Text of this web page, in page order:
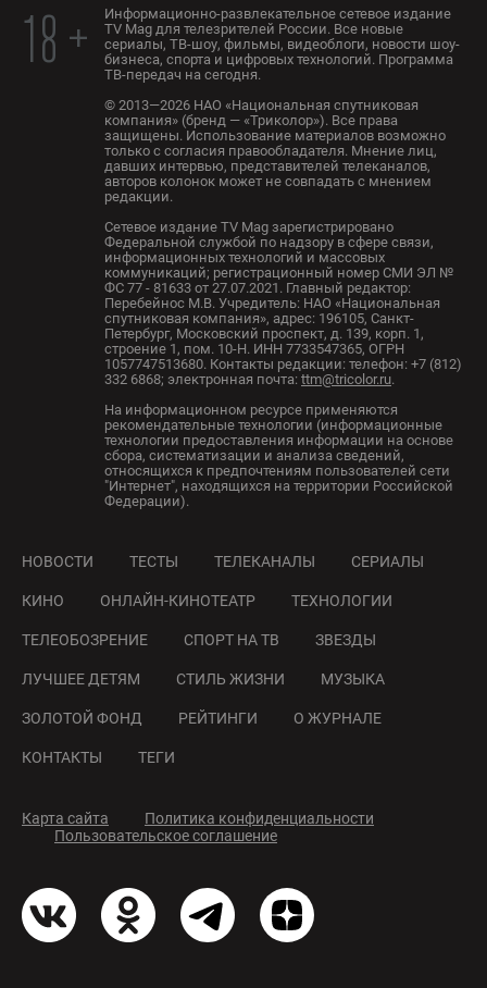
18 +
Информационно-развлекательное сетевое издание
TV Mag для телезрителей России. Все новые
сериалы, ТВ-шоу, фильмы, видеоблоги, новости шоу-
бизнеса, спорта и цифровых технологий. Программа
ТВ-передач на сегодня.
© 2013—2026 НАО «Национальная спутниковая
компания» (бренд — «Триколор»). Все права
защищены. Использование материалов возможно
только с согласия правообладателя. Мнение лиц,
давших интервью, представителей телеканалов,
авторов колонок может не совпадать с мнением
редакции.
Сетевое издание TV Mag зарегистрировано
Федеральной службой по надзору в сфере связи,
информационных технологий и массовых
коммуникаций; регистрационный номер СМИ ЭЛ №
ФС 77 - 81633 от 27.07.2021. Главный редактор:
Перебейнос М.В. Учредитель: НАО «Национальная
спутниковая компания», адрес: 196105, Санкт-
Петербург, Московский проспект, д. 139, корп. 1,
строение 1, пом. 10-Н. ИНН 7733547365, ОГРН
1057747513680. Контакты редакции: телефон: +7 (812)
332 6868; электронная почта: ttm@tricolor.ru.
На информационном ресурсе применяются
рекомендательные технологии (информационные
технологии предоставления информации на основе
сбора, систематизации и анализа сведений,
относящихся к предпочтениям пользователей сети
"Интернет", находящихся на территории Российской
Федерации).
НОВОСТИ ТЕСТЫ ТЕЛЕКАНАЛЫ СЕРИАЛЫ
КИНО ОНЛАЙН-КИНОТЕАТР ТЕХНОЛОГИИ
ТЕЛЕОБОЗРЕНИЕ СПОРТ НА ТВ ЗВЕЗДЫ
ЛУЧШЕЕ ДЕТЯМ СТИЛЬ ЖИЗНИ МУЗЫКА
ЗОЛОТОЙ ФОНД РЕЙТИНГИ О ЖУРНАЛЕ
КОНТАКТЫ ТЕГИ
Карта сайта
Политика конфиденциальности
Пользовательское соглашение